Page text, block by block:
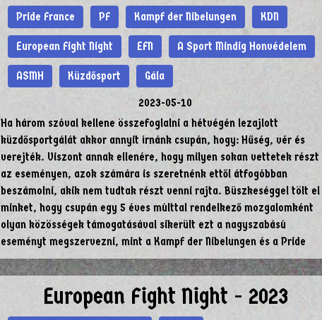
Pride France PF Kampf der Nibelungen KDN
European Fight Night EFN A Sport Mindig Honvédelem
ASMH Küzdősport
Gála
2023-05-10
Ha három szóval kellene összefoglalni a hétvégén lezajlott
küzdősportgálát akkor annyit írnánk csupán, hogy: Hűség, vér és
verejték. Viszont annak ellenére, hogy milyen sokan vettetek részt
az eseményen, azok számára is szeretnénk ettől átfogóbban
beszámolni, akik nem tudtak részt venni rajta. Büszkeséggel tölt el
minket, hogy csupán egy 5 éves múlttal rendelkező mozgalomként
olyan közösségek támogatásával sikerült ezt a nagyszabású
eseményt megszervezni, mint a Kampf der Nibelungen és a Pride
European Fight Night - 2023